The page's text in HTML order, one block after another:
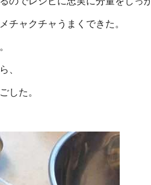
チャクチャうまくできた。
、
した。